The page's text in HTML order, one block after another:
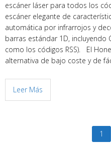
escáner láser para todos los
escáner elegante de
automática por infrarrojos y
barras estándar 1D, incluyendo
como los códigos RSS). El
alternativa de bajo coste y de
Leer Más
1